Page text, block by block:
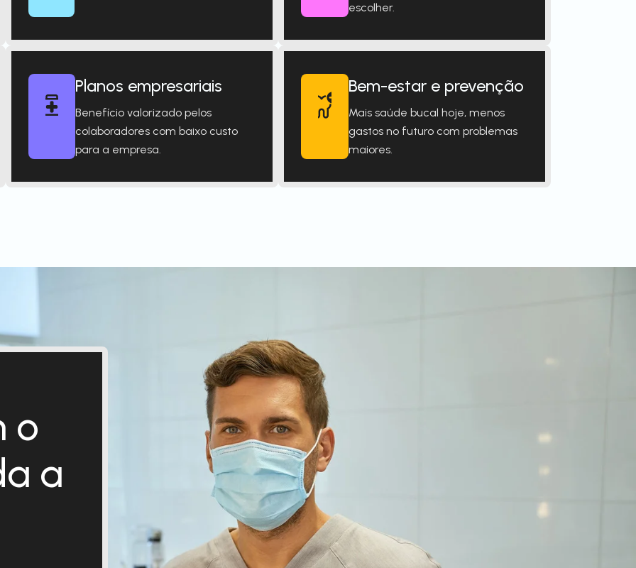
escolher.
Planos empresariais
Benefício valorizado pelos
colaboradores com baixo custo
para a empresa.
Bem-estar e prevenção
Mais saúde bucal hoje, menos
gastos no futuro com problemas
maiores.
o
a